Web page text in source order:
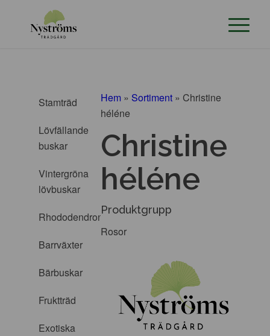
Stamträd
Lövfällande
buskar
Vintergröna
lövbuskar
Rhododendron
Barrväxter
Bärbuskar
Fruktträd
Exotiska
Hem » Sortiment » Christine
héléne
Christine
héléne
Produktgrupp
Rosor